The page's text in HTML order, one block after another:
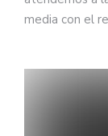
media con el